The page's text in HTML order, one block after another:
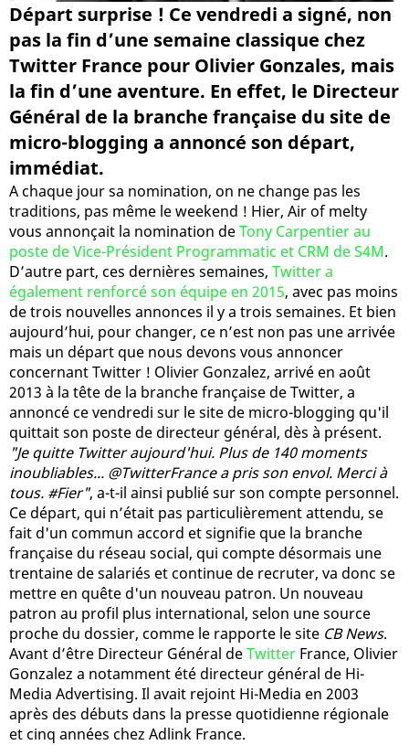
Départ surprise ! Ce vendredi a signé, non
pas la fin d’une semaine classique chez
Twitter France pour Olivier Gonzales, mais
la fin d’une aventure. En effet, le Directeur
Général de la branche française du site de
micro-blogging a annoncé son départ,
immédiat.
A chaque jour sa nomination, on ne change pas les
traditions, pas même le weekend ! Hier, Air of melty
vous annonçait la nomination deTony Carpentier au
poste de Vice-Président Programmatic et CRM de S4M.
D’autre part, ces dernières semaines, Twitter a
également renforcé son équipe en 2015, avec pas moins
de trois nouvelles annonces il y a trois semaines. Et bien
aujourd’hui, pour changer, ce n’est non pas une arrivée
mais un départ que nous devons vous annoncer
concernant Twitter ! Olivier Gonzalez, arrivé en août
2013 à la tête de la branche française de Twitter, a
annoncé ce vendredi sur le site de micro-blogging qu'il
quittait son poste de directeur général, dès à présent.
"Je quitte Twitter aujourd'hui. Plus de 140 moments
inoubliables... @TwitterFrance a pris son envol. Merci à
tous. #Fier", a-t-il ainsi publié sur son compte personnel.
Ce départ, qui n’était pas particulièrement attendu, se
fait d'un commun accord et signifie que la branche
française du réseau social, qui compte désormais une
trentaine de salariés et continue de recruter, va donc se
mettre en quête d'un nouveau patron. Un nouveau
patron au profil plus international, selon une source
proche du dossier, comme le rapporte le site CB News.
Avant d’être Directeur Général deTwitter France, Olivier
Gonzalez a notamment été directeur général de Hi-
Media Advertising. Il avait rejoint Hi-Media en 2003
après des débuts dans la presse quotidienne régionale
et cinq années chez Adlink France.